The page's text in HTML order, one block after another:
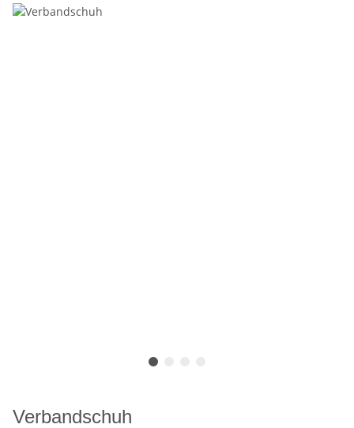
Verbandschuh